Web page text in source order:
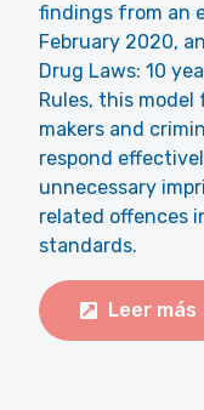
findings from an
February 2020,
Drug Laws: 10
Rules, this
makers and
respond
unnecessary
related offences
standards.
Leer más